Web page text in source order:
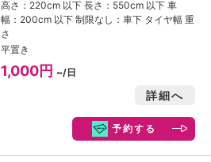
高さ：220cm 以下 長さ：550cm 以下 車
幅：200cm 以下 制限なし：車下 タイヤ幅 重
さ
平置き
1,000円 ~/日
詳細へ
予約する